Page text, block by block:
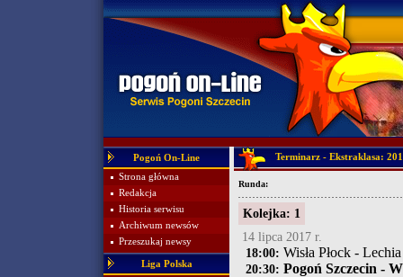
Pogoń On-Line
Strona główna
Redakcja
Historia serwisu
Archiwum newsów
Przeszukaj newsy
Liga Polska
Terminarz - Ekstraklasa:
Runda:
Kolejka: 1
14 lipca 2017 r.
18:00: Wisła Płock -
20:30: Pogoń Szczecin -